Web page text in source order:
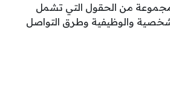
نموذج 103 مجموعة من الحقول التي تشمل
والوظيفية وطرق التواصل